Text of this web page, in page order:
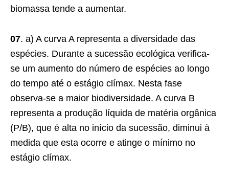
biomassa tende a aumentar.
07. a) A curva A representa a diversidade das
espécies. Durante a sucessão ecológica verifica-
se um aumento do número de espécies ao longo
do tempo até o estágio clímax. Nesta fase
observa-se a maior biodiversidade. A curva B
representa a produção líquida de matéria orgânica
(P/B), que é alta no início da sucessão, diminui à
medida que esta ocorre e atinge o mínimo no
estágio clímax.